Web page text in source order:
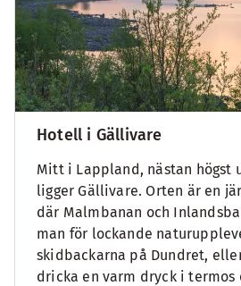
Hotell i Gällivare
Mitt i Lappland, nästan högst
ligger Gällivare. Orten är en
där Malmbanan och
man för lockande
skidbackarna på Dundret,
dricka en varm dryck i termos